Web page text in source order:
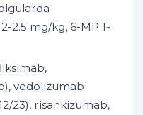
2.5 mg/kg, 6-MP 1-
vedolizumab
23), risankizumab,